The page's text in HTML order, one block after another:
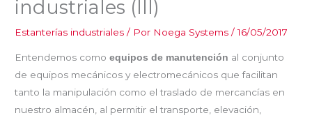
industriales (III)
Estanterías industriales / Por Noega Systems/16/05/2017
Entendemos comoequipos de manutención al conjunto
de equipos mecánicos y electromecánicos que facilitan
tanto la manipulación como el traslado de mercancías en
nuestro almacén, al permitir el transporte, elevación,